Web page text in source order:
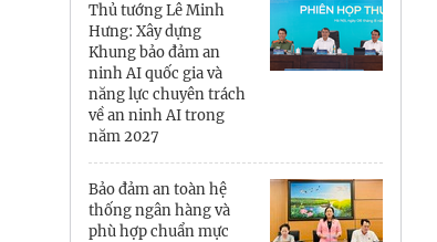
Hồ Chí Minh
Hà Tĩnh
Hải Phòng
Khánh Hòa
Thủ tướng Lê Minh
Hưng: Xây dựng
Khung bảo đảm an
ninh AI quốc gia và
năng lực chuyên trách
về an ninh AI trong
năm 2027
Bảo đảm an toàn hệ
thống ngân hàng và
phù hợp chuẩn mực